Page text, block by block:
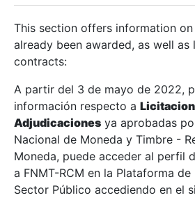
Show/Hide
Show/Hide
This section offers information
already been awarded, as well as
contracts:
A partir del 3 de mayo de 2022,
información respecto a
Adjudicaciones ya aprobadas
Nacional de Moneda y Timbre -
Moneda, puede acceder al perfil
a FNMT-RCM en la Plataforma
Sector Público accediendo en el